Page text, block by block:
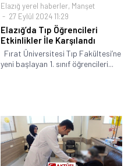
Elazığ yerel haberler, Manşet
27 Eylül 2024 11:29
Elazığ’da Tıp Öğrencileri
Etkinlikler İle Karşılandı
Fırat Üniversitesi Tıp Fakültesi’ne
yeni başlayan 1. sınıf öğrencileri...